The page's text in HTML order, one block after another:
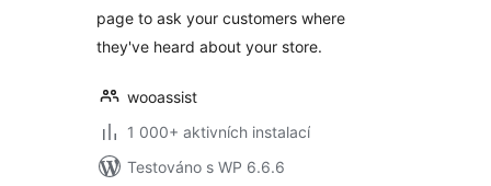
page to ask your customers where
they've heard about your store.
wooassist
1 000+ aktivních instalací
Testováno s WP 6.6.6